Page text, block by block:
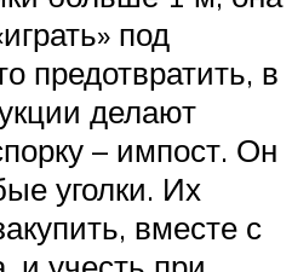
под
предотвратить, в
делают
– импост. Он
уголки. Их
вместе с